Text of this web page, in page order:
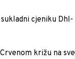
cjeniku Dhl-
križu na sve